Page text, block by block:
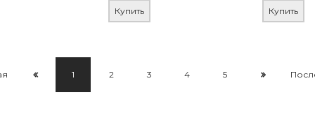
Купить
Купить
1 2 3 4 5